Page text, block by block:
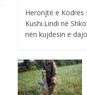
Heronjtë e Kodrës
Kushi.Lindi në
nën kujdesin e